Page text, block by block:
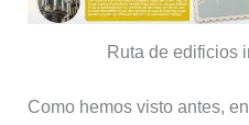
Ruta de edificios
Como hemos visto antes,